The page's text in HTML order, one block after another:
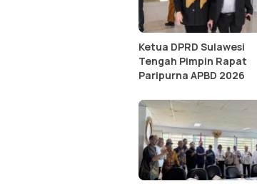
Ketua DPRD Sulawesi
Tengah Pimpin Rapat
Paripurna APBD 2026